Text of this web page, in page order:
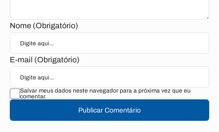
Nome (Obrigatório)
E-mail (Obrigatório)
Salvar meus dados neste navegador para a próxima vez que eu
comentar.
Publicar Comentário